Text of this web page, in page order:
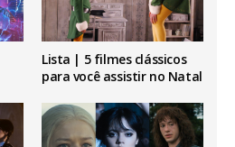
Lista | 5 filmes clássicos
para você assistir no Natal